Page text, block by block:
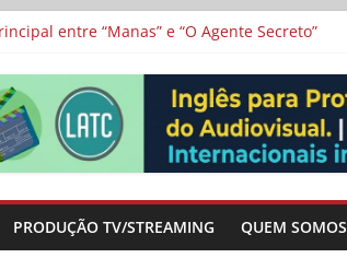
entre “Manas” e “O Agente Secreto”
brasileira de série argentina para o cinema
PRODUÇÃO TV/STREAMING QUEM SOMOS